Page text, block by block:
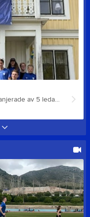
26 ungdomar i åldrarna 15-19 år ackompanjerade av 5 ledare tillbringade en fantastisk helg ihop i Växjö den gångna helgen! Fyra bra träningspass genomfördes på Värendsvallen och i Telenor Arena där det utmanande sprintuthållighetspasset stack ut lite extra. Otroligt bra kämpat i värmen i "Växjöbunkern"! Boendet på vandrarhemmet i Evedal vid Helgasjön blev en väldigt mysig bas och bjöd på uppskattade aktiviteter såsom kanotpaddling i kvällssolen, äventyrsgolf och inte minst bad och hopp från hopptorn. Skönt häng på trädäcken blev det också liksom diverse lekar och utmaningar såsom det vid läger tradionsenliga utmaningen Mästarnas mästare. Vi ledare är tacksamma över att få hänga med detta gäng som går "all in" på alla aktiviteter och är rakt igenom trevliga allihop! (Vilket tom påtalades av ett pensionärspar i restuarangen när vi stövlade in 30 pers.) Medföljande ledare Alexander, Sandor, Hampus och Jenny x 2 Några röster från utvärderingen: "Jag tycker att lägret har varit riktigt roligt, det finns inte mycket mer att säga om det mer än att jag hade gärna velat ha fler sådana här evenemang för man kommer ju närmare folk liksom och allt är bara roligt.” ”Jag tycker att lägret var jätteroligt och lärorikt. Jag har lärt mig nya grenapecifika övningar för t.ex längden och höjden vilket är jätteroligt samt nya sätt att stretcha på och dynamisk stretch." ”Jag tyckte att det var en väldigt rolig upplevelse. Det var lätt att hänga med, och stämningen gjorde det ännu trevligare och nästan allt var roligt. Jag ser verkligen fram emot nästa gång.” "Jag gynnades mycket av träning och vi fick lagom mycket fritid till att hänga med varandra." ”Jag tycker att detta lägret har varit väldigt bra och roligt. Alla träningspassen har varit väldigt bra planerade och uppstyrda." "Jag vill hellre vara här än i Spanien, det var så mysigt att bo i vandrarhemmet och på campingen. Det var jättemysigt!" ”Lägret har varit fantastiskt och jag känner verkligen att vi har haft en rolig helg tillsammans. Det jag tyckte var bra var att vi började med en lära känna lek vilket verkligen skapade en gemenskap i starten. Maten var också alldeles utmärkt och att ni planerade flera aktiviteter gjorde att vi alltid hade något roligt att göra."